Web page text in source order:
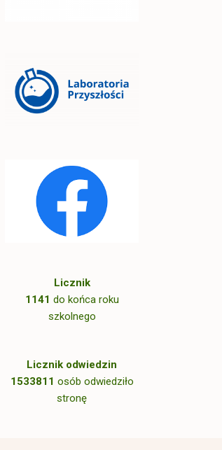
Licznik
1141 do końca roku
szkolnego
Licznik odwiedzin
1533811 osób odwiedziło
stronę